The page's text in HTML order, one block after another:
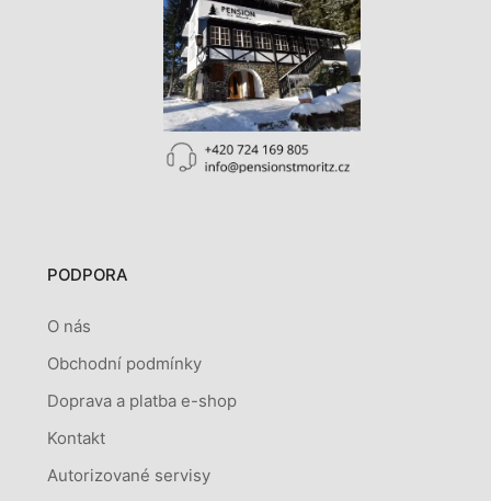
PODPORA
O nás
Obchodní podmínky
Doprava a platba e-shop
Kontakt
Autorizované servisy